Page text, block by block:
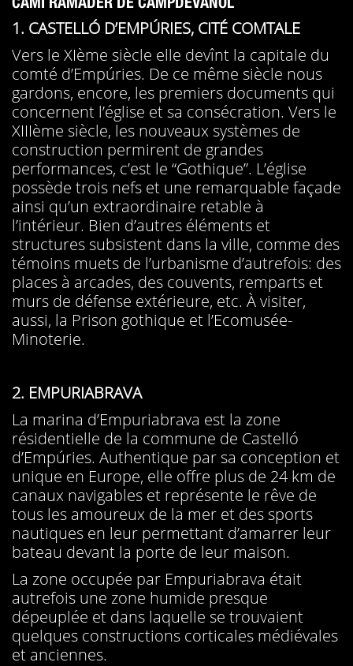
1. CASTELLÓ D’EMPÚRIES, CITÉ COMTALE
Vers le XIème siècle elle devînt la capitale du
comté d’Empúries. De ce même siècle nous
gardons, encore, les premiers documents qui
concernent l’église et sa consécration. Vers le
XIIIème siècle, les nouveaux systèmes de
construction permirent de grandes
performances, c’est le “Gothique”. L’église
possède trois nefs et une remarquable façade
ainsi qu’un extraordinaire retable à
l’intérieur. Bien d’autres éléments et
structures subsistent dans la ville, comme des
témoins muets de l’urbanisme d’autrefois: des
places à arcades, des couvents, remparts et
murs de défense extérieure, etc. À visiter,
aussi, la Prison gothique et l’Ecomusée-
Minoterie.
2. EMPURIABRAVA
La marina d’Empuriabrava est la zone
résidentielle de la commune de Castelló
d’Empúries. Authentique par sa conception et
unique en Europe, elle offre plus de 24 km de
canaux navigables et représente le rêve de
tous les amoureux de la mer et des sports
nautiques en leur permettant d’amarrer leur
bateau devant la porte de leur maison.
La zone occupée par Empuriabrava était
autrefois une zone humide presque
dépeuplée et dans laquelle se trouvaient
quelques constructions corticales médiévales
et anciennes.